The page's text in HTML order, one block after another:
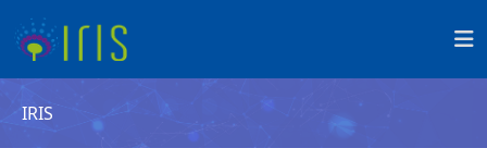
IRIS